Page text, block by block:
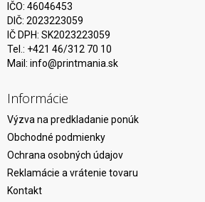
IČO: 46046453
DIČ: 2023223059
IČ DPH: SK2023223059
Tel.: +421 46/312 70 10
Mail: info@printmania.sk
Informácie
Výzva na predkladanie ponúk
Obchodné podmienky
Ochrana osobných údajov
Reklamácie a vrátenie tovaru
Kontakt